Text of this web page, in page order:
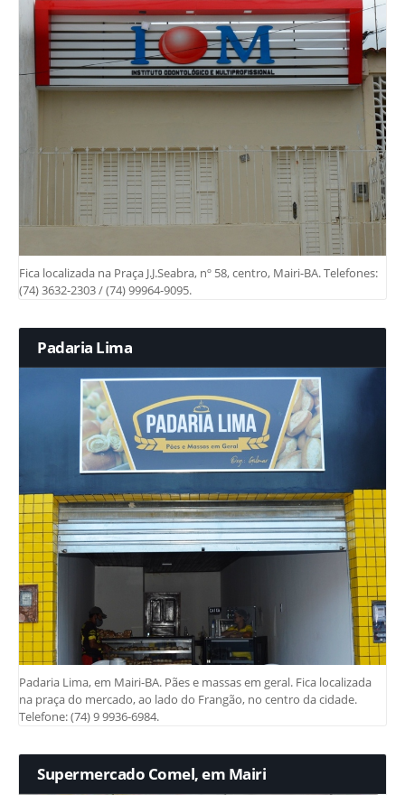
Fica localizada na Praça J.J.Seabra, nº 58, centro, Mairi-BA. Telefones:
(74) 3632-2303 / (74) 99964-9095.
Padaria Lima
Padaria Lima, em Mairi-BA. Pães e massas em geral. Fica localizada
na praça do mercado, ao lado do Frangão, no centro da cidade.
Telefone: (74) 9 9936-6984.
Supermercado Comel, em Mairi